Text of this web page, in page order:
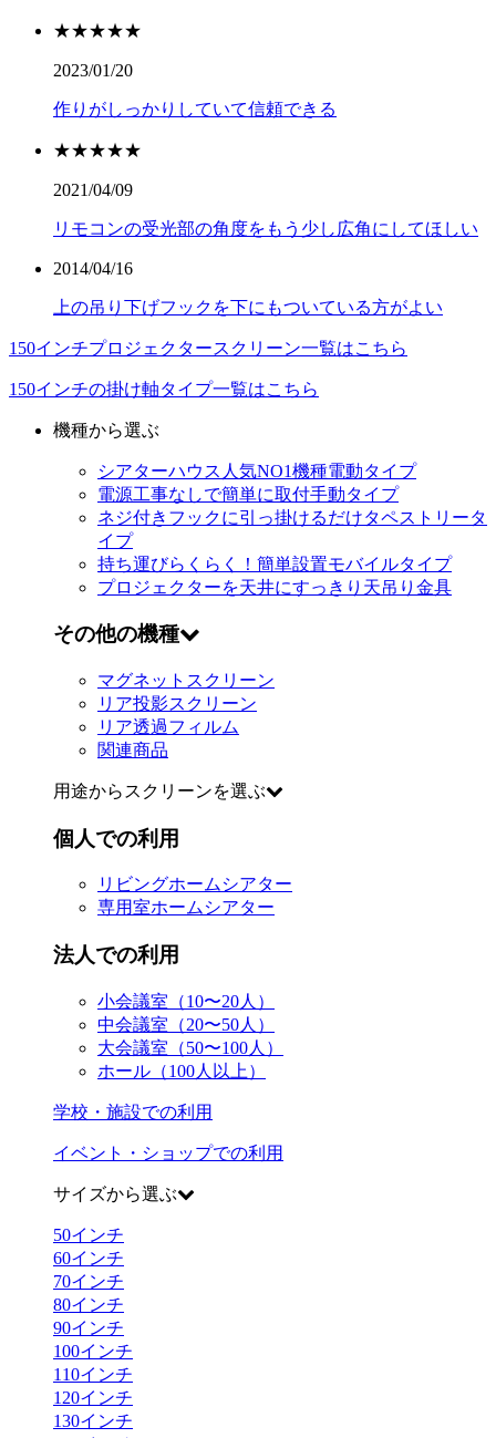
★★★★★
2023/01/20
作りがしっかりしていて信頼できる
★★★★★
2021/04/09
リモコンの受光部の角度をもう少し広角にしてほしい
2014/04/16
上の吊り下げフックを下にもついている方がよい
150インチプロジェクタースクリーン一覧はこちら
150インチの掛け軸タイプ一覧はこちら
機種から選ぶ
シアターハウス人気NO1機種電動タイプ
電源工事なしで簡単に取付手動タイプ
ネジ付きフックに引っ掛けるだけタペストリータ
イプ
持ち運びらくらく！簡単設置モバイルタイプ
プロジェクターを天井にすっきり 天吊り金具
その他の機種
マグネットスクリーン
リア投影スクリーン
リア透過フィルム
関連商品
用途からスクリーンを選ぶ
個人での利用
リビングホームシアター
専用室ホームシアター
法人での利用
小会議室（10〜20人）
中会議室（20〜50人）
大会議室（50〜100人）
ホール（100人以上）
学校・施設での利用
イベント・ショップでの利用
サイズから選ぶ
50インチ
60インチ
70インチ
80インチ
90インチ
100インチ
110インチ
120インチ
130インチ